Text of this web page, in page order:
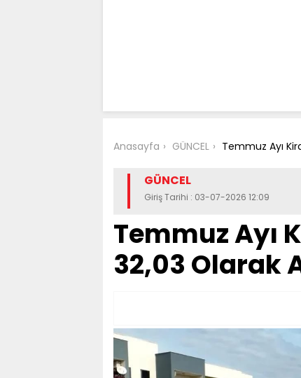
Anasayfa GÜNCEL Temmuz Ayı
GÜNCEL
Giriş Tarihi : 03-07-2026 12:09
Temmuz Ayı
32,03 Olarak